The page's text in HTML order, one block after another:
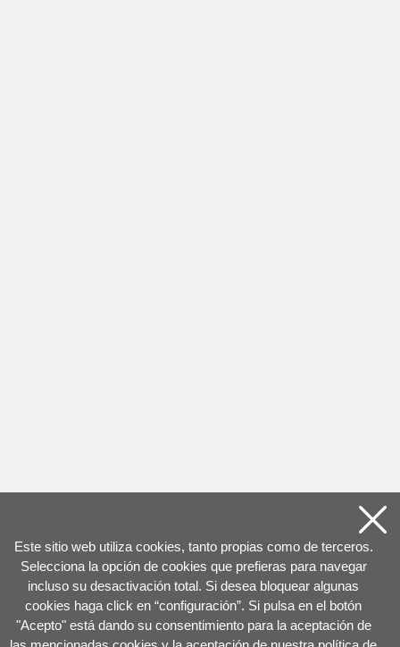
Este sitio web utiliza cookies, tanto propias como de terceros.
Selecciona la opción de cookies que prefieras para navegar
incluso su desactivación total. Si desea bloquear algunas
cookies haga click en “configuración”. Si pulsa en el botón
"Acepto" está dando su consentimiento para la aceptación de